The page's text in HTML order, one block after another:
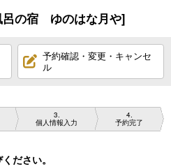
呂の宿 ゆのはな月や]
予約確認・変更・キャンセ
ル
3
個人情報入力
4
予約完了
ださい。